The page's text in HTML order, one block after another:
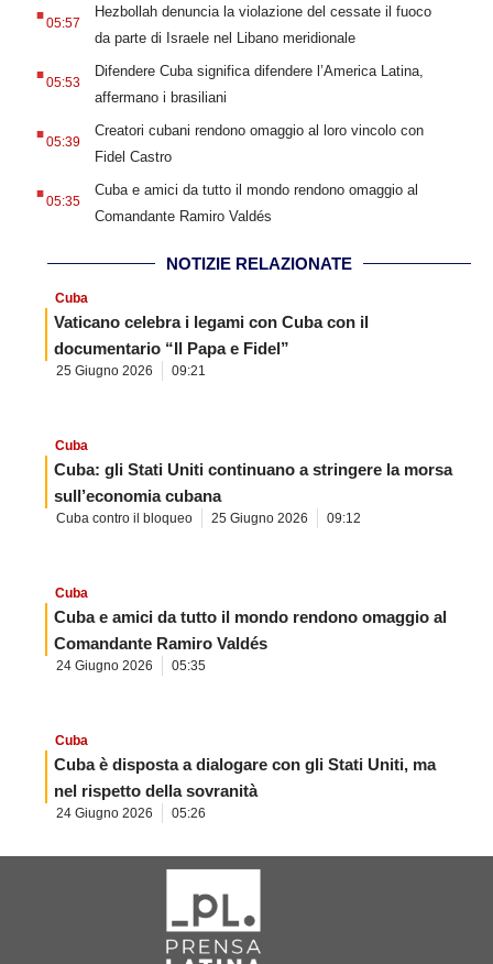
05:57
Hezbollah denuncia la violazione del cessate il fuoco
da parte di Israele nel Libano meridionale
.05:53
Difendere Cuba significa difendere l’America Latina,
affermano i brasiliani
.05:39
Creatori cubani rendono omaggio al loro vincolo con
Fidel Castro
.05:35
Cuba e amici da tutto il mondo rendono omaggio al
Comandante Ramiro Valdés
NOTIZIE RELAZIONATE
Cuba
Vaticano celebra i legami con Cuba con il
documentario “Il Papa e Fidel”
25 Giugno 2026 09:21
Cuba
Cuba: gli Stati Uniti continuano a stringere la morsa
sull’economia cubana
Cuba contro il bloqueo 25 Giugno 2026 09:12
Cuba
Cuba e amici da tutto il mondo rendono omaggio al
Comandante Ramiro Valdés
24 Giugno 2026 05:35
Cuba
Cuba è disposta a dialogare con gli Stati Uniti, ma
nel rispetto della sovranità
24 Giugno 2026 05:26